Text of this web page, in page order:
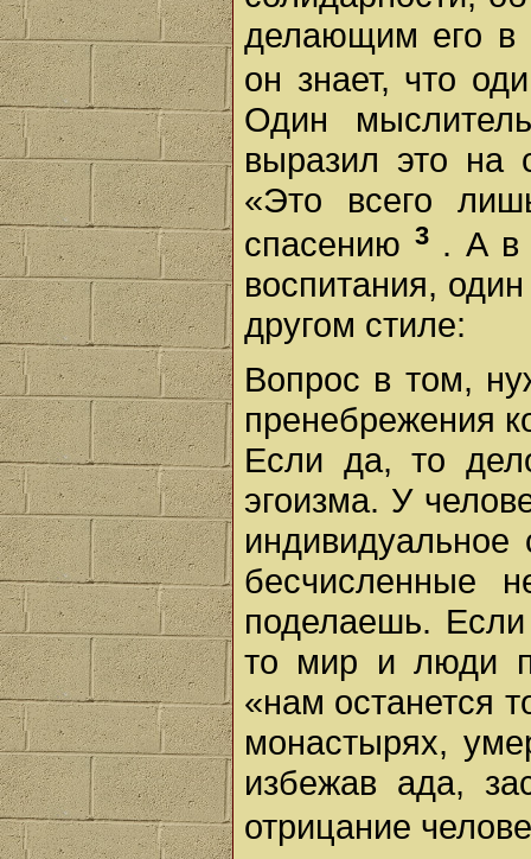
делающим его в
он знает, что
Один
выразил это на
«Это всего
спасению 3 . А в
воспитания,
другом стиле:
Вопрос в том,
пренебрежения
Если да, то
эгоизма. У
бесчисленные
поделаешь.
то мир и люди
«нам останется
монастырях,
избежав ада,
отрицание